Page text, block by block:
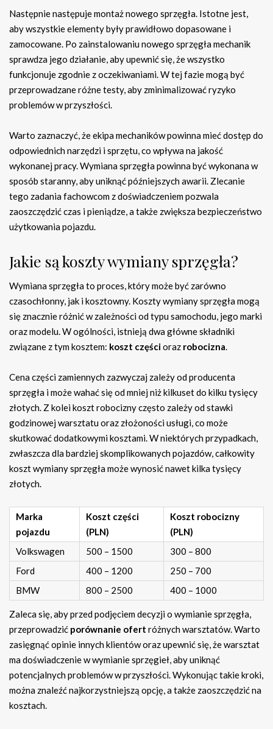
Następnie następuje montaż nowego sprzęgła. Istotne jest,
aby wszystkie elementy były prawidłowo dopasowane i
zamocowane. Po zainstalowaniu nowego sprzęgła mechanik
sprawdza jego działanie, aby upewnić się, że wszystko
funkcjonuje zgodnie z oczekiwaniami. W tej fazie mogą być
przeprowadzane różne testy, aby zminimalizować ryzyko
problemów w przyszłości.
Warto zaznaczyć, że ekipa mechaników powinna mieć dostęp do
odpowiednich narzędzi i sprzętu, co wpływa na jakość
wykonanej pracy. Wymiana sprzęgła powinna być wykonana w
sposób staranny, aby uniknąć późniejszych awarii. Zlecanie
tego zadania fachowcom z doświadczeniem pozwala
zaoszczędzić czas i pieniądze, a także zwiększa bezpieczeństwo
użytkowania pojazdu.
Jakie są koszty wymiany sprzęgła?
Wymiana sprzęgła to proces, który może być zarówno
czasochłonny, jak i kosztowny. Koszty wymiany sprzęgła mogą
się znacznie różnić w zależności od typu samochodu, jego marki
oraz modelu. W ogólności, istnieją dwa główne składniki
związane z tym kosztem: koszt częścioraz robocizna.
Cena części zamiennych zazwyczaj zależy od producenta
sprzęgła i może wahać się od mniej niż kilkuset do kilku tysięcy
złotych. Z kolei koszt robocizny często zależy od stawki
godzinowej warsztatu oraz złożoności usługi, co może
skutkować dodatkowymi kosztami. W niektórych przypadkach,
zwłaszcza dla bardziej skomplikowanych pojazdów, całkowity
koszt wymiany sprzęgła może wynosić nawet kilka tysięcy
złotych.
Marka
pojazdu
Koszt części
(PLN)
Koszt robocizny
(PLN)
Volkswagen
500 – 1500
300 – 800
Ford
400 – 1200
250 – 700
BMW
800 – 2500 400 – 1000
Zaleca się, aby przed podjęciem decyzji o wymianie sprzęgła,
przeprowadzić porównanie ofert różnych warsztatów. Warto
zasięgnąć opinie innych klientów oraz upewnić się, że warsztat
ma doświadczenie w wymianie sprzęgieł, aby uniknąć
potencjalnych problemów w przyszłości. Wykonując takie kroki,
można znaleźć najkorzystniejszą opcję, a także zaoszczędzić na
kosztach.